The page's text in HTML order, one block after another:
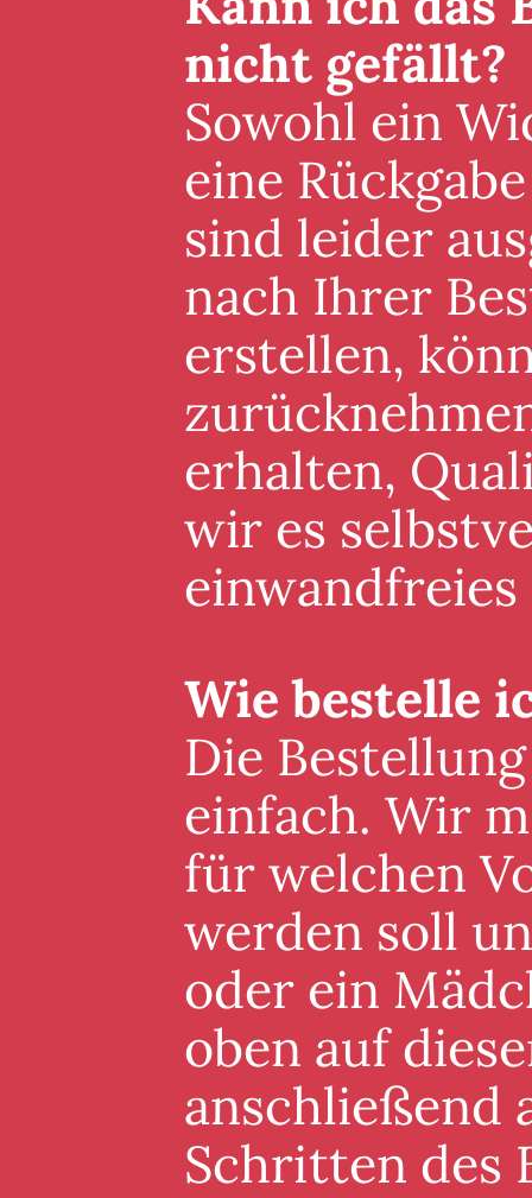
nicht gefällt?
Sowohl ein
eine
sind leider
nach Ihrer
erstellen,
erhalten,
wir es
Wie bestelle
Die
einfach. Wir
für welchen
werden soll
oder ein
oben auf
anschließend
Schritten des